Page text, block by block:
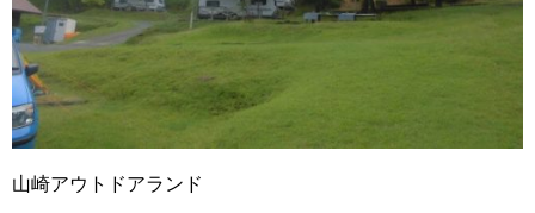
山崎アウトドアランド